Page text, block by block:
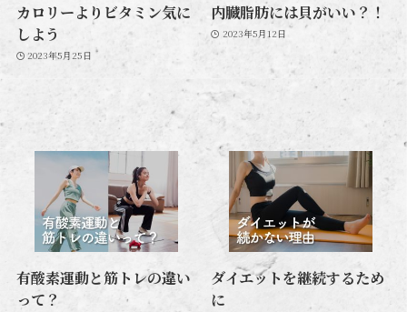
カロリーよりビタミン気に
しよう
2023年5月25日
内臓脂肪には貝がいい？！
2023年5月12日
有酸素運動と筋トレの違い
って？
ダイエットを継続するため
に